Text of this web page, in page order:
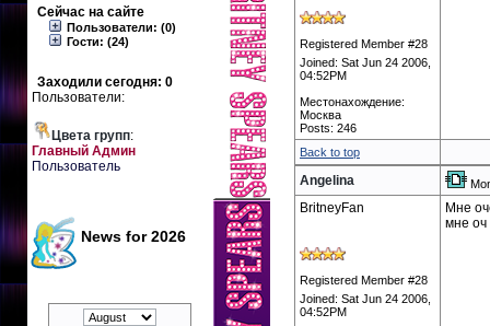
Сейчас на сайте
Пользователи: (0)
Гости: (24)
Заходили сегодня: 0
Пользователи:
Цвета групп:
Главный Админ
Пользователь
News for 2026
Registered Member #28
Joined: Sat Jun 24 2006,
04:52PM
Местонахождение:
Москва
Posts: 246
Back to top
Angelina
BritneyFan
Registered Member #28
Joined: Sat Jun 24 2006,
04:52PM
Мне
мне оч